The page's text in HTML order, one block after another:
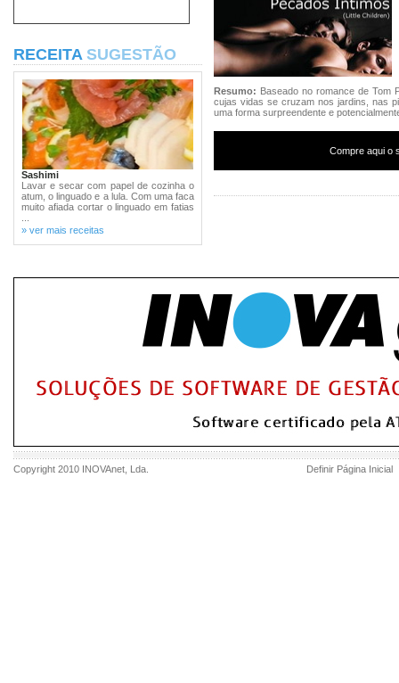
RECEITA SUGESTÃO
Sashimi
Lavar e secar com papel de cozinha o
atum, o linguado e a lula. Com uma faca
muito afiada cortar o linguado em fatias
» ver mais receitas
Resumo: Baseado no romance de Tom
cujas vidas se cruzam nos jardins, nas
uma forma surpreendente e
Compre aqui o
Copyright 2010 INOVAnet , Lda. Definir Página Inicial